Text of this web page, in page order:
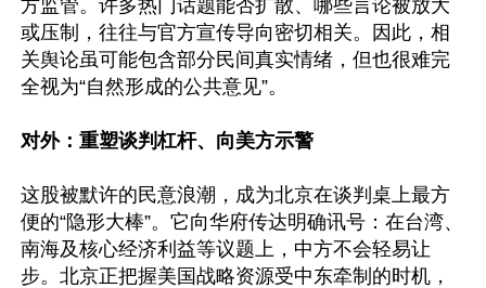
方监管。许多热门话题能否扩散、哪些言论被放大
或压制，往往与官方宣传导向密切相关。因此，相
关舆论虽可能包含部分民间真实情绪，但也很难完
全视为“自然形成的公共意见”。
对外：重塑谈判杠杆、向美方示警
这股被默许的民意浪潮，成为北京在谈判桌上最方
便的“隐形大棒”。它向华府传达明确讯号：在台湾、
南海及核心经济利益等议题上，中方不会轻易让
步。北京正把握美国战略资源受中东牵制的时机，